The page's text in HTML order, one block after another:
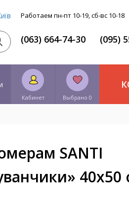
Работаем пн-пт 10-19, сб-вс 10-18
(063) 664-74-30 (095)
Кабинет Выбрано 0
SANTI
40x50